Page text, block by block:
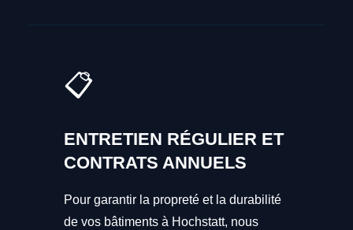
📋
ENTRETIEN RÉGULIER ET
CONTRATS ANNUELS
Pour garantir la propreté et la durabilité
de vos bâtiments à Hochstatt, nous